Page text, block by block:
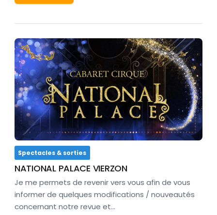
Spectacles & sorties
NATIONAL PALACE VIERZON
Je me permets de revenir vers vous afin de vous
informer de quelques modifications / nouveautés
concernant notre revue et…